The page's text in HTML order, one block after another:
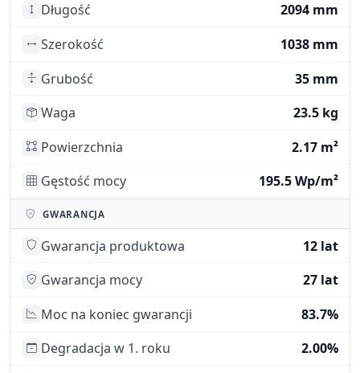
Długość
2094 mm
Szerokość
1038 mm
Grubość
35 mm
Waga
23.5 kg
Powierzchnia
2.17 m²
Gęstość mocy
195.5 Wp/m²
GWARANCJA
Gwarancja produktowa
12 lat
Gwarancja mocy
27 lat
Moc na koniec gwarancji
83.7%
Degradacja w 1. roku
2.00%